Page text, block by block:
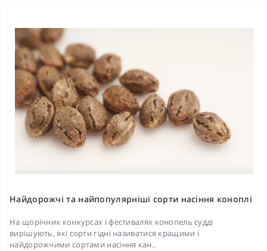
Найдорожчі та найпопулярніші сорти насіння коноплі
На щорічних конкурсах і фестивалях конопель судді
вирішують, які сорти гідні називатися кращими і
найдорожчими сортами насіння кан..